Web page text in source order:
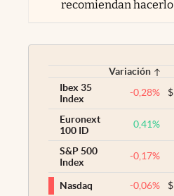
recomiendan hacerlo
Variación
Ibex 35
Index
-0,28% $
Euronext
100 ID
0,41%
S&P 500
Index
-0,17%
Nasdaq -0,06% $